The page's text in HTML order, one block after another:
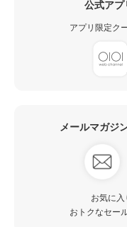
公式アプ
アプリ限定ク
メールマガジ
お気に
おトクなセー